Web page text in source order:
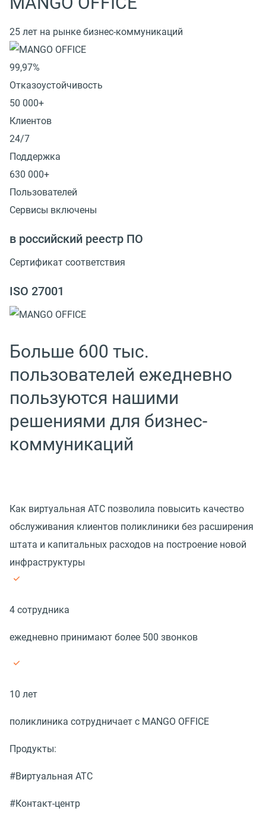
25 лет на рынке бизнес-коммуникаций
99,97%
Отказоустойчивость
50 000+
Клиентов
24/7
Поддержка
630 000+
Пользователей
Сервисы включены
в российский реестр ПО
Сертификат соответствия
ISO 27001
Больше 600 тыс.
пользователей ежедневно
пользуются нашими
решениями для бизнес-
коммуникаций
Как виртуальная АТС позволила повысить качество
обслуживания клиентов поликлиники без расширения
штата и капитальных расходов на построение новой
инфраструктуры
4 сотрудника
ежедневно принимают более 500 звонков
10 лет
поликлиника сотрудничает с MANGO OFFICE
Продукты:
#Виртуальная АТС
#Контакт-центр